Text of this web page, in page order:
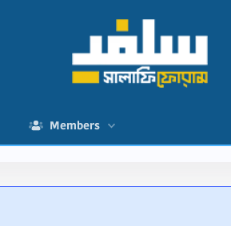
Members